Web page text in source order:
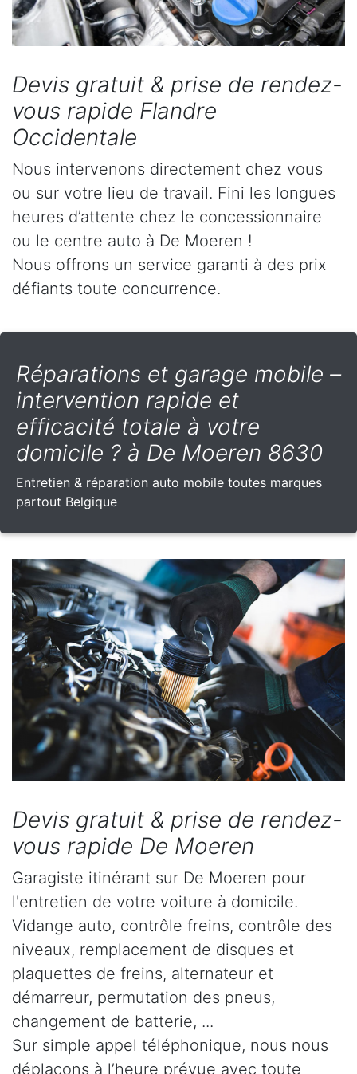
Devis gratuit & prise de rendez-
vous rapide Flandre
Occidentale
Nous intervenons directement chez vous
ou sur votre lieu de travail. Fini les longues
heures d’attente chez le concessionnaire
ou le centre auto à De Moeren !
Nous offrons un service garanti à des prix
défiants toute concurrence.
Réparations et garage mobile –
intervention rapide et
efficacité totale à votre
domicile ? à De Moeren 8630
Entretien & réparation auto mobile toutes marques
partout Belgique
Devis gratuit & prise de rendez-
vous rapide De Moeren
Garagiste itinérant sur De Moeren pour
l'entretien de votre voiture à domicile.
Vidange auto, contrôle freins, contrôle des
niveaux, remplacement de disques et
plaquettes de freins, alternateur et
démarreur, permutation des pneus,
changement de batterie, ...
Sur simple appel téléphonique, nous nous
déplaçons à l’heure prévue avec toute